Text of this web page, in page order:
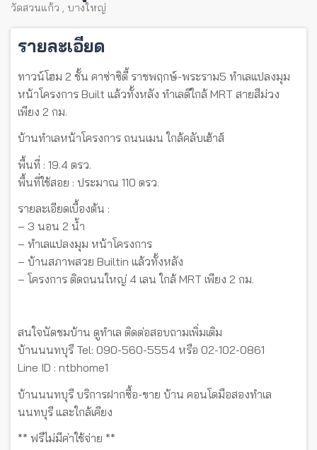
วัดสวนแก้ว , บางใหญ่
รายละเอียด
ทาวน์โฮม 2 ชั้น คาซ่าซิตี้ ราชพฤกษ์-พระราม5 ทำเลแปลงมุม
หน้าโครงการ Built แล้วทั้งหลัง ทำเลดีใกล้ MRT สายสีม่วง
เพียง 2 กม.
บ้านทำเลหน้าโครงการ ถนนเมน ใกล้คลับเฮ้าส์
พื้นที่ : 19.4 ตรว.
พื้นที่ใช้สอย : ประมาณ 110 ตรว.
รายละเอียดเบื้องต้น :
– 3 นอน 2 น้ำ
– ทำเลแปลงมุม หน้าโครงการ
– บ้านสภาพสวย Builtin แล้วทั้งหลัง
– โครงการ ติดถนนใหญ่ 4 เลน ใกล้ MRT เพียง 2 กม.
สนใจนัดชมบ้าน ดูทำเล ติดต่อสอบถามเพิ่มเติม
บ้านนนทบุรี Tel: 090-560-5554 หรือ 02-102-0861
Line ID : ntbhome1
บ้านนนทบุรี บริการฝากซื้อ-ขาย บ้าน คอนโดมือสองทำเล
นนทบุรี และใกล้เคียง
** ฟรีไม่มีค่าใช้จ่าย **